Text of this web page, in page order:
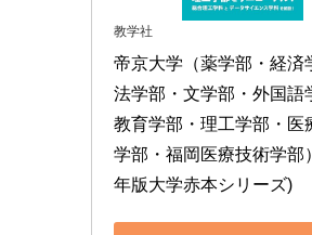
教学社
帝京大学（薬学部・経済
法学部・文学部・外国語
教育学部・理工学部・医
学部・福岡医療技術学部
年版大学赤本シリーズ)